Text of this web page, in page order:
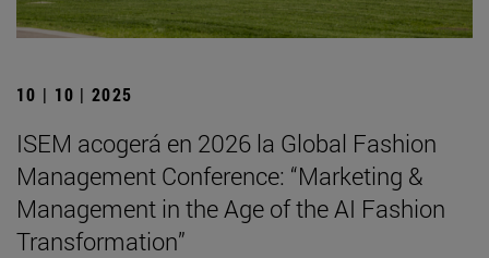
10 | 10 | 2025
ISEM acogerá en 2026 la Global Fashion
Management Conference: “Marketing &
Management in the Age of the AI Fashion
Transformation”